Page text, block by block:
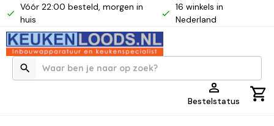
Vóór 22:00 besteld, morgen in
huis
16 winkels in
Nederland
Bestelstatus